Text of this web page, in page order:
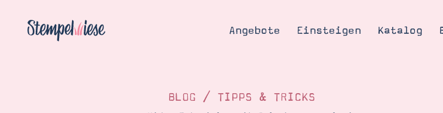
Angebote Einsteigen Katalog
BLOG / TIPPS & TRICKS